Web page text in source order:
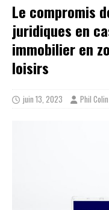
Le compromis
juridiques en
immobilier en
loisirs
juin 13, 2023 Phil Colin